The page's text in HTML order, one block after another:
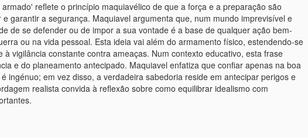
reflete o princípio maquiavélico de que a força e a preparação são
garantir a segurança. Maquiavel argumenta que, num mundo imprevisível e
de se defender ou de impor a sua vontade é a base de qualquer ação bem-
ou na vida pessoal. Esta ideia vai além do armamento físico, estendendo-se
à vigilância constante contra ameaças. Num contexto educativo, esta frase
e do planeamento antecipado. Maquiavel enfatiza que confiar apenas na boa
ingénuo; em vez disso, a verdadeira sabedoria reside em antecipar perigos e
realista convida à reflexão sobre como equilibrar idealismo com